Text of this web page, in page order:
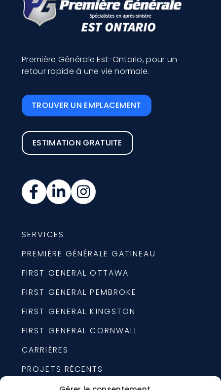
Première Générale Est-Ontario, pour un
retour rapide à une vie normale.
TROUVER UN EMPLACEMENT
ESTIMATION GRATUITE
SERVICES
PREMIÈRE GÉNÉRALE GATINEAU
FIRST GENERAL OTTAWA
FIRST GENERAL PEMBROKE
FIRST GENERAL KINGSTON
FIRST GENERAL CORNWALL
CARRIÈRES
PROJETS RÉCENTS